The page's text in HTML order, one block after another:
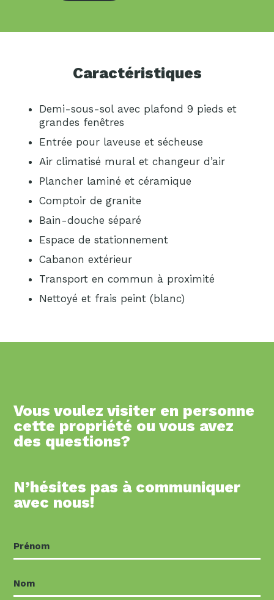
Caractéristiques
Demi-sous-sol avec plafond 9 pieds et
grandes fenêtres
Entrée pour laveuse et sécheuse
Air climatisé mural et changeur d’air
Plancher laminé et céramique
Comptoir de granite
Bain-douche séparé
Espace de stationnement
Cabanon extérieur
Transport en commun à proximité
Nettoyé et frais peint (blanc)
Vous voulez visiter en personne
cette propriété ou vous avez
des questions?
N’hésites pas à communiquer
avec nous!